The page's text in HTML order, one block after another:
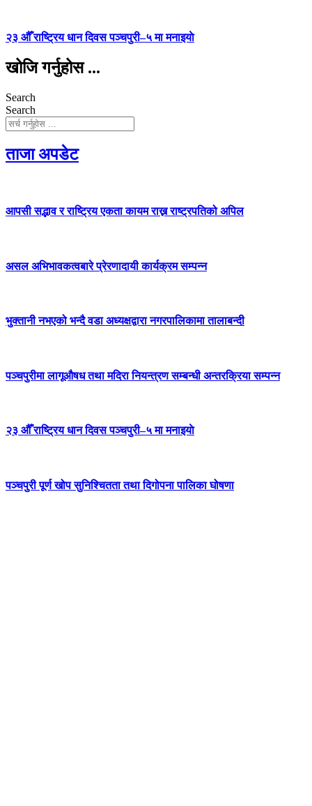
२३ औँ राष्ट्रिय धान दिवस पञ्चपुरी–५ मा मनाइयाे
खोजि गर्नुहोस ...
Search
Search
ताजा अपडेट
आपसी सद्भाव र राष्ट्रिय एकता कायम राख्न राष्ट्रपतिको अपिल
असल अभिभावकत्वबारे प्रेरणादायी कार्यक्रम सम्पन्न
भुक्तानी नभएको भन्दै वडा अध्यक्षद्वारा नगरपालिकामा तालाबन्दी
पञ्चपुरीमा लागूऔषध तथा मदिरा नियन्त्रण सम्बन्धी अन्तरक्रिया सम्पन्न
२३ औँ राष्ट्रिय धान दिवस पञ्चपुरी–५ मा मनाइयाे
पञ्चपुरी पूर्ण खोप सुनिश्चितता तथा दिगोपना पालिका घोषणा